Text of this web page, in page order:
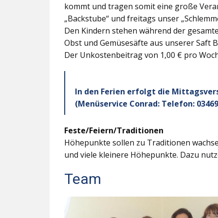
kommt und tragen somit eine große
„Backstube“ und freitags unser
Den Kindern stehen während der
Obst und Gemüsesäfte aus unserer Saft
Der Unkostenbeitrag von 1,00 € pro
In den Ferien erfolgt die
(Menüservice Conrad: Telefon:
Feste/Feiern/Traditionen
Höhepunkte sollen zu Traditionen
und viele kleinere Höhepunkte. Dazu
Team